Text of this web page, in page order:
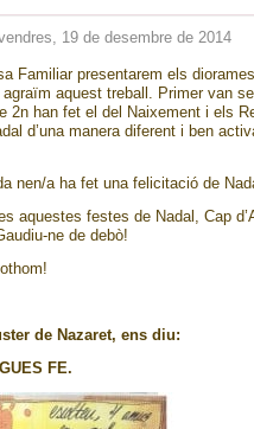
19 de desembre de 2014
Familiar presentarem els
aquest treball. Primer van
2n han fet el del Naixement i els
d’una manera diferent i ben
nen/a ha fet una felicitació de
aquestes festes de Nadal, Cap
ne de debò!
de Nazaret, ens diu:
FE.